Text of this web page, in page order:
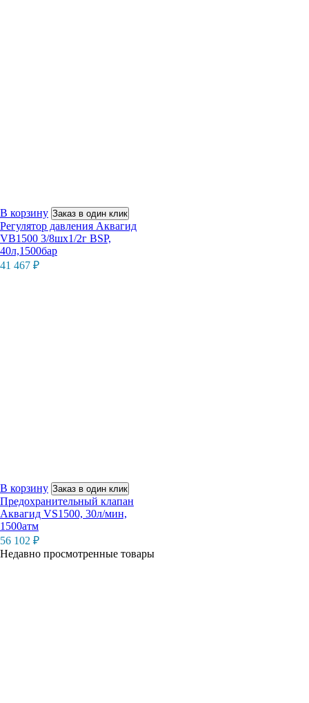
В корзину Заказ в один клик
Регулятор давления Аквагид
VB1500 3/8шх1/2г BSP,
40л,1500бар
41 467 ₽
В корзину Заказ в один клик
Предохранительный клапан
Аквагид VS1500, 30л/мин,
1500атм
56 102 ₽
Недавно просмотренные товары